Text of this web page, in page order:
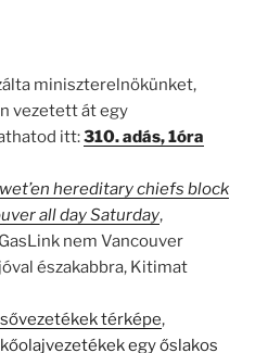
miniszterelnökünket,
vezetett át egy
itt:310. adás, 1óra
hereditary chiefs block
all day Saturday,
nem Vancouver
északabbra, Kitimat
térképe,
egy őslakos